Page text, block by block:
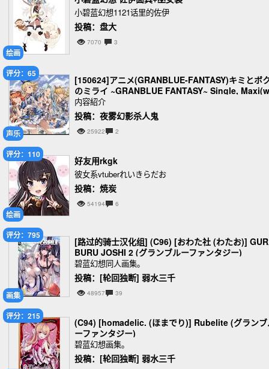
绘画
小碧蓝幻想1121话里的佐伊
投稿：盘大
7070 3
声乐
评分：65
[150624]アニメ(GRANBLUE-FANTASY)キミとボ
のミライ ~GRANBLUE FANTASY~ Single,
v+cue)
内容紹介
投稿：夜雾幻影杀人鬼
25922 2
绘画
评分：110
好友用rkgk
彼女系vtuberれいきらだお
投稿：焼炭
54194 6
画集
评分：795
[路过的骑士汉化组] (C96) [おわた社 (わたお)]
BURU JOSHI 2 (グランブルーファンタジー)
碧蓝幻想同人画集。
投稿：[轮回独断] 弱水三千
48957 39
评分：215
(C94) [homadelic. (ほまでり)] Rubelite (グランブ
ーファンタジー)
碧蓝幻想画集。
投稿：[轮回独断] 弱水三千